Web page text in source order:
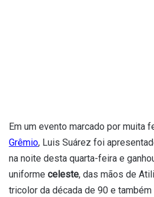
Em um evento marcado por muita
Grêmio, Luis Suárez foi
na noite desta quarta-feira e
uniforme celeste, das mãos de
tricolor da década de 90 e